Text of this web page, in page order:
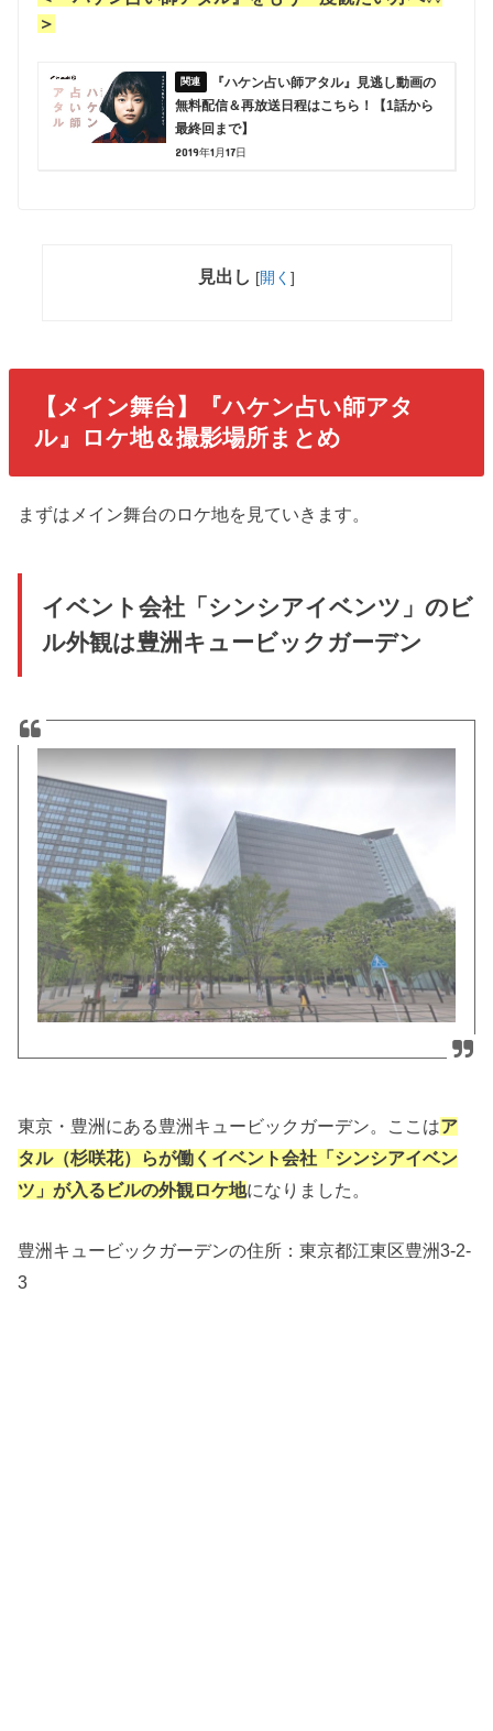
＞
『ハケン占い師アタル』見逃し動画の
無料配信＆再放送日程はこちら！【1話から
最終回まで】
2019年1月17日
見出し [開く ]
【メイン舞台】『ハケン占い師アタ
ル』ロケ地＆撮影場所まとめ
まずはメイン舞台のロケ地を見ていきます。
イベント会社「シンシアイベンツ」のビ
ル外観は豊洲キュービックガーデン
東京・豊洲にある豊洲キュービックガーデン。ここはア
タル（杉咲花）らが働くイベント会社「シンシアイベン
ツ」が入るビルの外観ロケ地になりました。
豊洲キュービックガーデンの住所：東京都江東区豊洲3-2-
3